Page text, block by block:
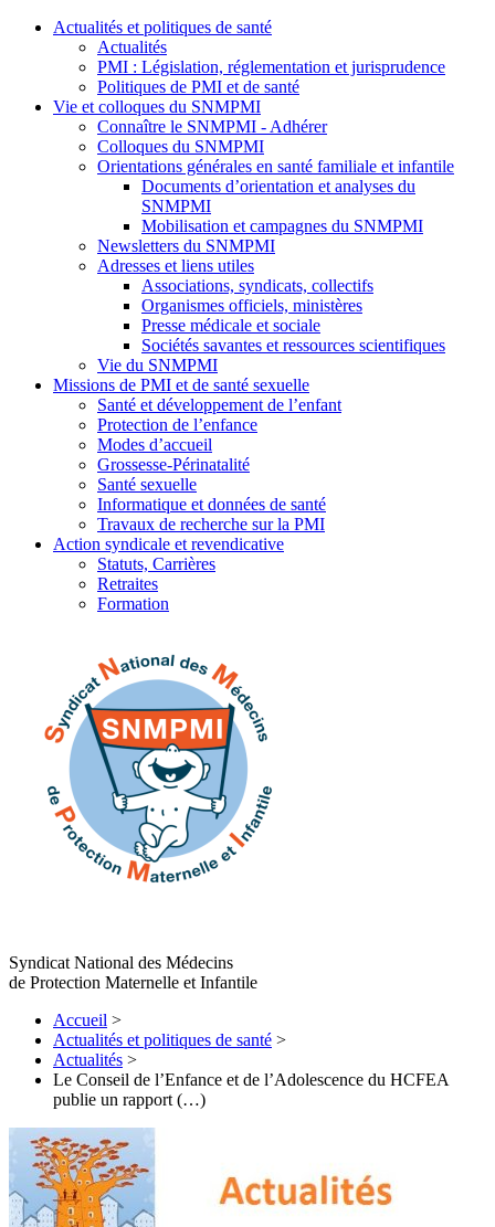
Actualités et politiques de santé
Actualités
PMI : Législation, réglementation et jurisprudence
Politiques de PMI et de santé
Vie et colloques du SNMPMI
Connaître le SNMPMI - Adhérer
Colloques du SNMPMI
Orientations générales en santé familiale et infantile
Documents d’orientation et analyses du
SNMPMI
Mobilisation et campagnes du SNMPMI
Newsletters du SNMPMI
Adresses et liens utiles
Associations, syndicats, collectifs
Organismes officiels, ministères
Presse médicale et sociale
Sociétés savantes et ressources scientifiques
Vie du SNMPMI
Missions de PMI et de santé sexuelle
Santé et développement de l’enfant
Protection de l’enfance
Modes d’accueil
Grossesse-Périnatalité
Santé sexuelle
Informatique et données de santé
Travaux de recherche sur la PMI
Action syndicale et revendicative
Statuts, Carrières
Retraites
Formation
Syndicat National des Médecins
de Protection Maternelle et Infantile
Accueil >
Actualités et politiques de santé >
Actualités >
Le Conseil de l’Enfance et de l’Adolescence du HCFEA
publie un rapport (…)